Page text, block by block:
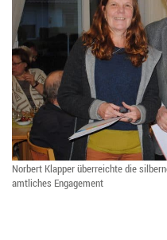
Nor­bert Klap­per über­reich­te die
amt­li­ches Engagement